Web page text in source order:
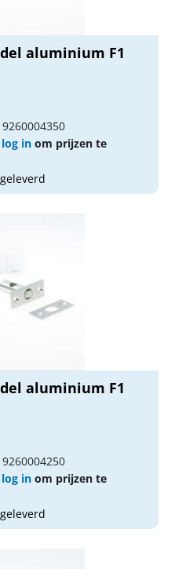
aluminium F1
log in om prijzen te
aluminium F1
log in om prijzen te